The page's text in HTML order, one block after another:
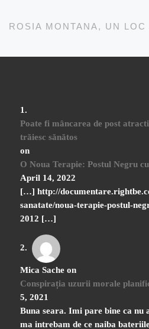
Poate fi mâncarea de post
trăiesc sănătos
on
O Noua Terapie: Postul Negru
April 14, 2022
[…] http://
sanatate/noua-terapie-postul-
2012 […]
Mica Sache on
Conspirația uzurii morale
5, 2021
Buna seara. Imi pare bine ca nu
ma intrebam de ce naiba